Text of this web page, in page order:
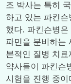
조 박사는 특히
하고 있는 파킨
했다. 파킨슨병
파민을 분비하는
본적인 질병 치
약사들이 파킨슨
시험을 진행 중이